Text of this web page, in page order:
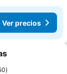
Ver precios